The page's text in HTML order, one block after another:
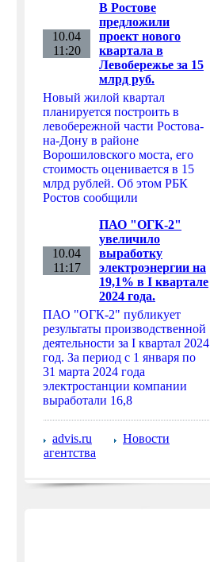
10.04
11:20
В Ростове
предложили
проект нового
квартала в
Левобережье за 15
млрд руб.
Новый жилой квартал
планируется построить в
левобережной части Ростова-
на-Дону в районе
Ворошиловского моста, его
стоимость оценивается в 15
млрд рублей. Об этом РБК
Ростов сообщили
10.04
11:17
ПАО "ОГК-2"
увеличило
выработку
электроэнергии на
19,1% в I квартале
2024 года.
ПАО "ОГК-2" публикует
результаты производственной
деятельности за I квартал 2024
год. За период с 1 января по
31 марта 2024 года
электростанции компании
выработали 16,8
advis.ru
Новости
агентства